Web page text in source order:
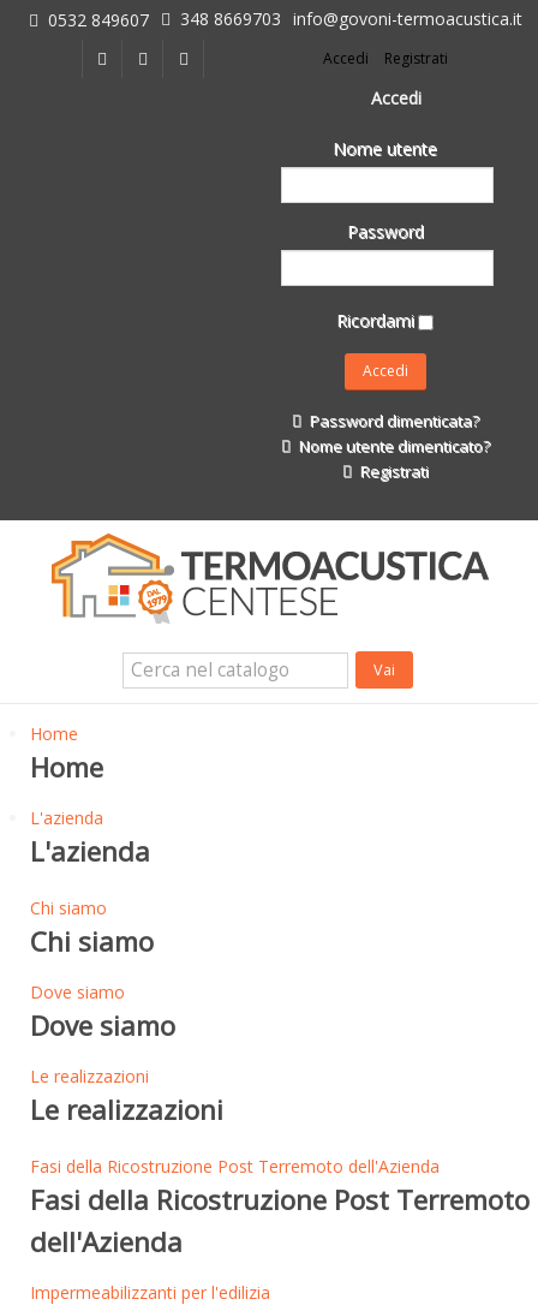
0532 849607 348 8669703 info@govoni-termoacustica.it
Accedi Registrati
Accedi
Nome utente
Password
Ricordami
Password dimenticata?
Nome utente dimenticato?
Registrati
L'azienda
Chi siamo
Fasi della Ricostruzione Post Terremoto
Impermeabilizzanti per l'edilizia
Isolanti Termici, cartongesso e sistemi a secco
Impermeabilizzanti per l'edilizia
Isolanti Termici, cartongesso e sistemi a secco
Isolanti Acustici
Porte e Finestre
Home
Home
L'azienda
L'azienda
Chi siamo
Chi siamo
Dove siamo
Dove siamo
Le realizzazioni
Le realizzazioni
Fasi della Ricostruzione Post Terremoto dell'Azienda
Fasi della Ricostruzione Post Terremoto
dell'Azienda
Impermeabilizzanti per l'edilizia